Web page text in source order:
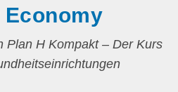
Plan H Kompakt – Der Kurs